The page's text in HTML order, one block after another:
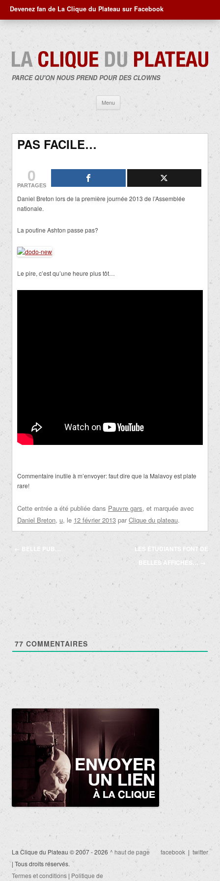
Devenez fan de La Clique du Plateau sur Facebook
PARCE QU'ON NOUS PREND POUR DES CLOWNS
Menu
contenu
PAS FACILE…
0
PARTAGES
Daniel Breton lors de la première journée 2013 de l’Assemblée
nationale.
La poutine Ashton passe pas?
Le pire, c’est qu’une heure plus tôt…
Commentaire inutile à m’envoyer: faut dire que la Malavoy est plate
rare!
Cette entrée a été publiée dans Pauvre gars, et marquée avec
Daniel Breton, u, le 12 février 2013 par Clique du plateau.
Navigation
articles
← BELLE PUB…
LES ÉTUDIANTS FONT DE
BELLES AFFICHES…
→
77 COMMENTAIRES
La Clique du Plateau © 2007 - 2026
| Tous droits réservés.
Termes et conditions | Politique de
^ haut de page facebook | twitter